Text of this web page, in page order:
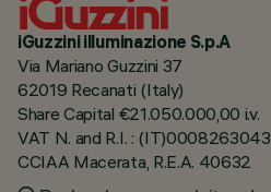
iGuzzini illuminazione S.p.A
Via Mariano Guzzini 37
62019 Recanati (Italy)
Share Capital €21.050.000,00 i.v.
VAT N. and R.I. :
CCIAA Macerata, R.E.A. 40632